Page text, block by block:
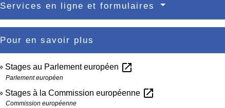
Services en ligne et formulaires
Pour en savoir plus
Stages au Parlement européen open_in_new
Parlement européen
Stages à la Commission européenne open_in_new
Commission européenne